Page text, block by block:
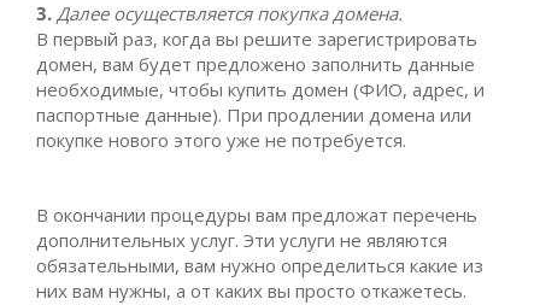
3. Далее осуществляется покупка домена.
В первый раз, когда вы решите зарегистрировать
домен, вам будет предложено заполнить данные
необходимые, чтобы купить домен (ФИО, адрес, и
паспортные данные). При продлении домена или
покупке нового этого уже не потребуется.
В окончании процедуры вам предложат перечень
дополнительных услуг. Эти услуги не являются
обязательными, вам нужно определиться какие из
них вам нужны, а от каких вы просто откажетесь.